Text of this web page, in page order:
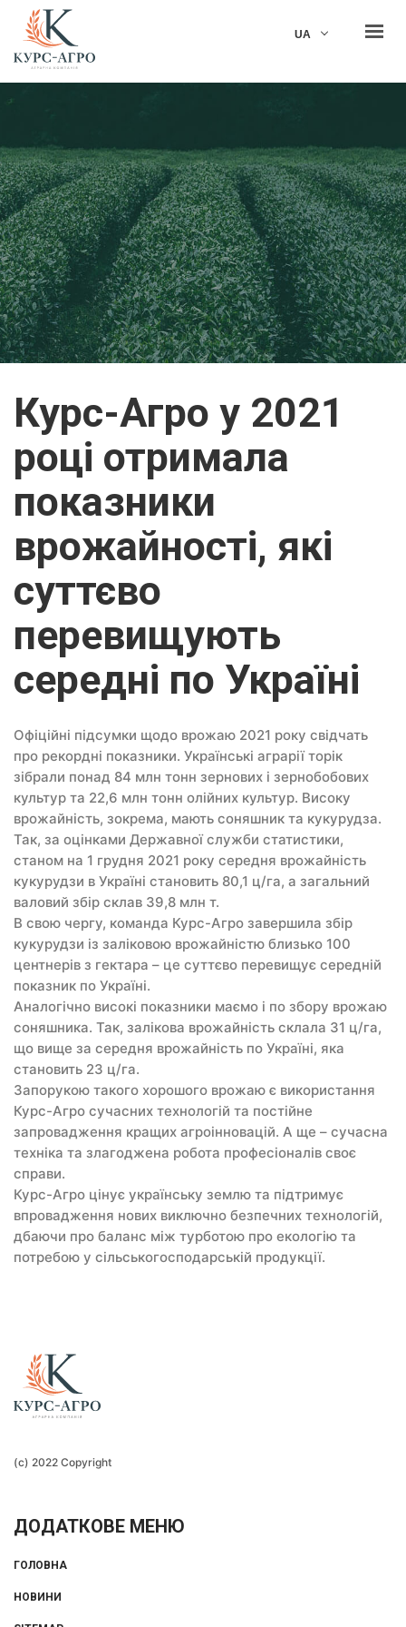
ДІЯЛЬНІСТЬ
ВІДПОВІДАЛЬНІСТЬ
КАР'ЄРА
НОВИНИ
КОНТАКТИ
ЗВ'ЯЗАТИСЯ
UA
Курс-Агро у 2021
році отримала
показники
врожайності, які
суттєво
перевищують
середні по Україні
Офіційні підсумки щодо врожаю 2021 року свідчать
про рекордні показники. Українські аграрії торік
зібрали понад 84 млн тонн зернових і зернобобових
культур та 22,6 млн тонн олійних культур. Високу
врожайність, зокрема, мають соняшник та кукурудза.
Так, за оцінками Державної служби статистики,
станом на 1 грудня 2021 року середня врожайність
кукурудзи в Україні становить 80,1 ц/га, а загальний
валовий збір склав 39,8 млн т.
В свою чергу, команда Курс-Агро завершила збір
кукурудзи із заліковою врожайністю близько 100
центнерів з гектара – це суттєво перевищує середній
показник по Україні.
Аналогічно високі показники маємо і по збору врожаю
соняшника. Так, залікова врожайність склала 31 ц/га,
що вище за середня врожайність по Україні, яка
становить 23 ц/га.
Запорукою такого хорошого врожаю є використання
Курс-Агро сучасних технологій та постійне
запровадження кращих агроінновацій. А ще – сучасна
техніка та злагоджена робота професіоналів своє
справи.
Курс-Агро цінує українську землю та підтримує
впровадження нових виключно безпечних технологій,
дбаючи про баланс між турботою про екологію та
потребою у сільськогосподарській продукції.
(c) 2022 Copyright
ДОДАТКОВЕ МЕНЮ
ГОЛОВНА
НОВИНИ